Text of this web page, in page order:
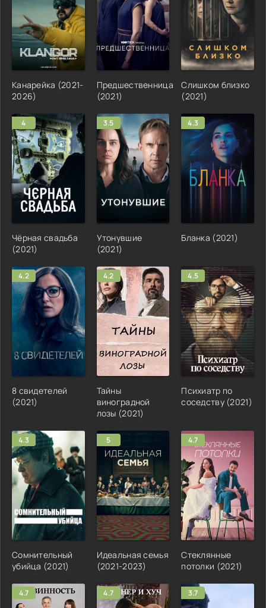
Канарейка (2021-
2026)
Предшественница
(2021)
Слишком близко
(2021)
4
Чёрная свадьба
(2021)
3.5
Утонувшие
(2021)
4.3
Бланка (2021)
4.2
8 свидетелей
(2021)
4.2
Тайны
виноградной
лозы (2021)
4.5
Психиатр по
соседству (2021)
4.3
Сомнительный
убийца (2021)
5
Идеальная семья
(2021-2023)
4.7
Стеклянные
потолки (2021)
4.7 4.7 3.7